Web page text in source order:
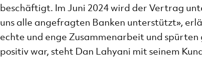
beschäftigt. Im Juni 2024 wird der Vertrag
uns alle angefragten Banken unterstützt»,
echte und enge Zusammenarbeit und
positiv war, steht Dan Lahyani mit seinem